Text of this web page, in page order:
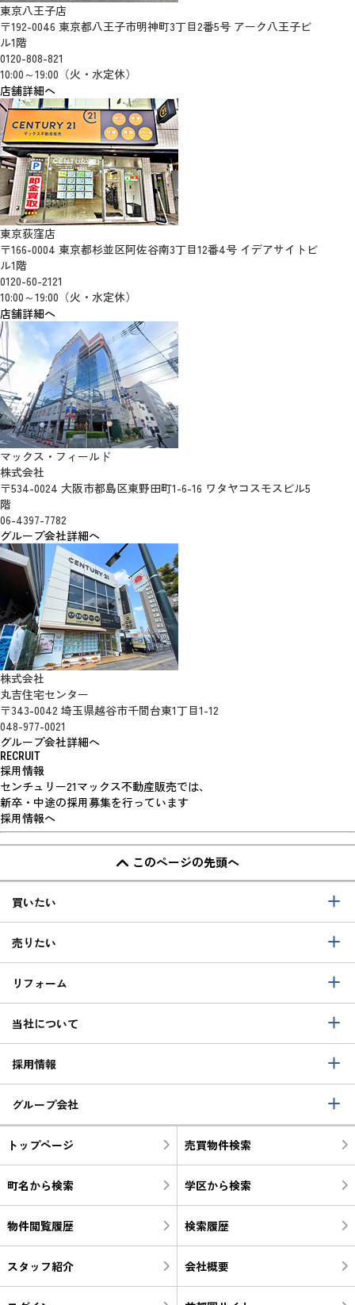
東京八王子店
〒192-0046 東京都八王子市明神町3丁目2番5号 アーク八王子ビ
ル1階
0120-808-821
10:00～19:00（火・水定休）
店舗詳細へ
東京荻窪店
〒166-0004 東京都杉並区阿佐谷南3丁目12番4号 イデアサイトビ
ル1階
0120-60-2121
10:00～19:00（火・水定休）
店舗詳細へ
マックス・フィールド
株式会社
〒534-0024 大阪市都島区東野田町1-6-16 ワタヤコスモスビル5
階
06-4397-7782
グループ会社詳細へ
株式会社
丸吉住宅センター
〒343-0042 埼玉県越谷市千間台東1丁目1-12
048-977-0021
グループ会社詳細へ
RECRUIT
採用情報
センチュリー21マックス不動産販売では、
新卒・中途の採用募集を行っています
採用情報へ
このページの先頭へ
買いたい
売りたい
リフォーム
当社について
採用情報
グループ会社
トップページ 売買物件検索
町名から検索 学区から検索
物件閲覧履歴 検索履歴
スタッフ紹介 会社概要